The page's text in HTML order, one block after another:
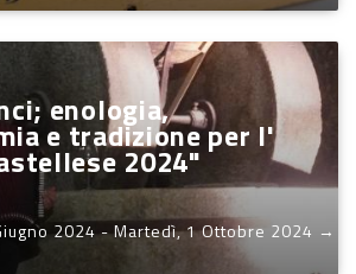
enologia,
e tradizione per l'
2024"
2024-Martedì, 1 Ottobre 2024 →